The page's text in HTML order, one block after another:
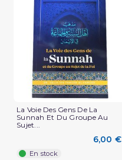
La Voie Des Gens De La
Sunnah Et Du Groupe Au
Sujet...
6,00 €
En stock